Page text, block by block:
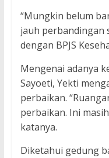
“Mungkin belum
jauh perbandingan
dengan BPJS
Mengenai adanya
Sayoeti, Yekti
perbaikan.
perbaikan. Ini
katanya.
Diketahui gedung